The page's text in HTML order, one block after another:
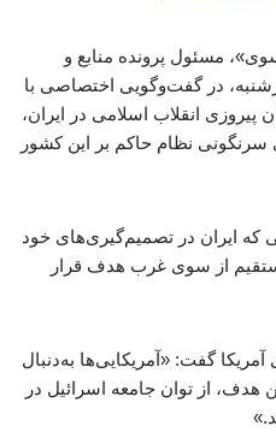
مسئول پرونده منابع و
در گفت‌وگویی اختصاصی با
پیروزی انقلاب اسلامی در ایران،
سرنگونی نظام حاکم بر این کشور
که ایران در تصمیم‌گیری‌های خود
از سوی غرب هدف قرار
گفت: «آمریکایی‌ها به‌دنبال
هدف، از توان جامعه اسرائیل در